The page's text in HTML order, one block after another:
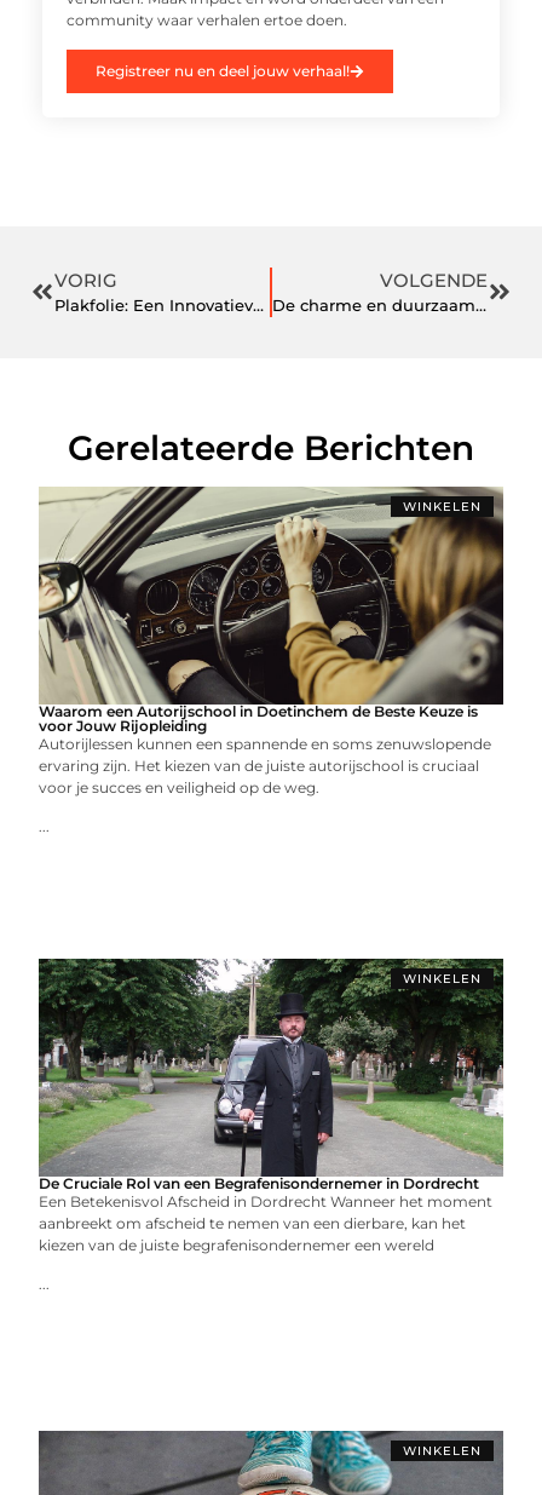
community waar verhalen ertoe doen.
Registreer nu en deel jouw verhaal!
VORIG
Plakfolie: Een Innovatieve Benadering van Oppervlakte Transformatie
VOLGENDE
De charme en duurzaamheid van houten gevelbekleding
Gerelateerde Berichten
WINKELEN
Waarom een Autorijschool in Doetinchem de Beste Keuze is
voor Jouw Rijopleiding
Autorijlessen kunnen een spannende en soms zenuwslopende
ervaring zijn. Het kiezen van de juiste autorijschool is cruciaal
voor je succes en veiligheid op de weg.
...
WINKELEN
De Cruciale Rol van een Begrafenisondernemer in Dordrecht
Een Betekenisvol Afscheid in Dordrecht Wanneer het moment
aanbreekt om afscheid te nemen van een dierbare, kan het
kiezen van de juiste begrafenisondernemer een wereld
...
WINKELEN